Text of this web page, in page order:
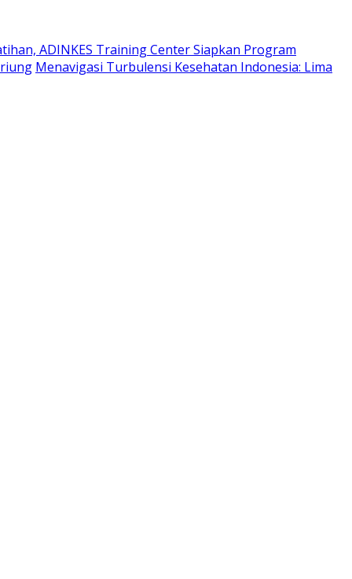
ADINKES Training Center Siapkan Program
Menavigasi Turbulensi Kesehatan Indonesia: Lima